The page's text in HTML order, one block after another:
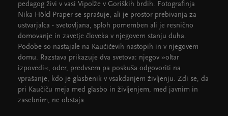
pedagog živi v vasi Vipolže v Goriških brdih. Fotografinja
Nika Hölcl Praper se sprašuje, ali je prostor prebivanja za
ustvarjalca - svetovljana, sploh pomemben ali je resnično
domovanje in zavetje človeka v njegovem stanju duha.
Podobe so nastajale na Kaučičevih nastopih in v njegovem
domu. Razstava prikazuje dva svetova: njegov »oltar
izpovedi«, oder, predvsem pa poskuša odgovoriti na
vprašanje, kdo je glasbenik v vsakdanjem življenju. Zdi se, da
pri Kaučiču meja med glasbo in življenjem, med javnim in
zasebnim, ne obstaja.